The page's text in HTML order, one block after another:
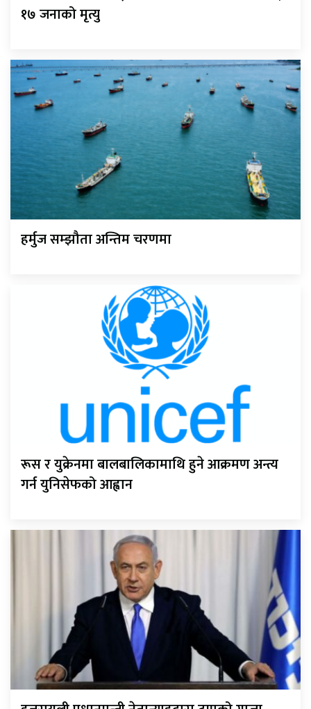
१७ जनाको मृत्यु
हर्मुज सम्झौता अन्तिम चरणमा
रूस र युक्रेनमा बालबालिकामाथि हुने आक्रमण अन्त्य
गर्न युनिसेफको आह्वान